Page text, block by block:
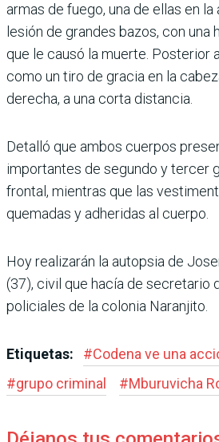
armas de fuego, una de ellas en
lesión de grandes bazos, con una
que le causó la muerte. Posterior
como un tiro de gracia en la
derecha, a una corta distancia.
Detalló que ambos cuerpos
importantes de segundo y ter­cer
frontal, mientras que las
quemadas y adheri­das al cuerpo.
Hoy realizarán la autopsia de
(37), civil que hacía de secretario
policiales de la colonia Naranjito.
Etiquetas: #Codena ve una
#grupo criminal #Mburuvicha